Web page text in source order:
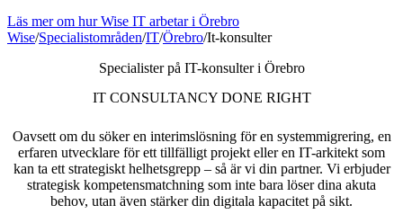
Läs mer om hur Wise IT arbetar i Örebro
Wise/Specialistområden/IT/Örebro/It-konsulter
Specialister på IT-konsulter i Örebro
IT CONSULTANCY DONE RIGHT
Oavsett om du söker en interimslösning för en systemmigrering, en
erfaren utvecklare för ett tillfälligt projekt eller en IT-arkitekt som
kan ta ett strategiskt helhetsgrepp – så är vi din partner. Vi erbjuder
strategisk kompetensmatchning som inte bara löser dina akuta
behov, utan även stärker din digitala kapacitet på sikt.